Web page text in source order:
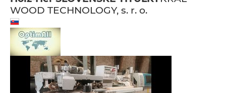
WOOD TECHNOLOGY, s. r. o.